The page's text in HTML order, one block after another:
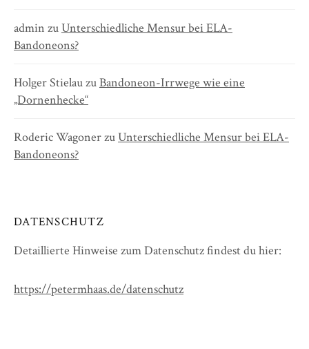
admin zuUnterschiedliche Mensur bei ELA-
Bandoneons?
Holger StielauzuBandoneon-Irrwege wie eine
„Dornenhecke“
Roderic WagonerzuUnterschiedliche Mensur bei ELA-
Bandoneons?
DATENSCHUTZ
Detaillierte Hinweise zum Datenschutz findest du hier:
https://petermhaas.de/datenschutz